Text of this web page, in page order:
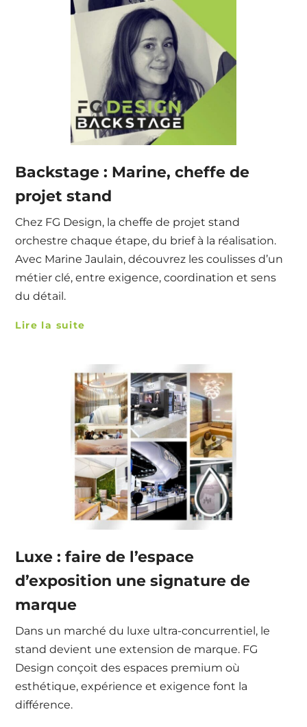
Backstage : Marine, cheffe de
projet stand
Chez FG Design, la cheffe de projet stand
orchestre chaque étape, du brief à la réalisation.
Avec Marine Jaulain, découvrez les coulisses d’un
métier clé, entre exigence, coordination et sens
du détail.
Lire la suite
Luxe : faire de l’espace
d’exposition une signature de
marque
Dans un marché du luxe ultra-concurrentiel, le
stand devient une extension de marque. FG
Design conçoit des espaces premium où
esthétique, expérience et exigence font la
différence.